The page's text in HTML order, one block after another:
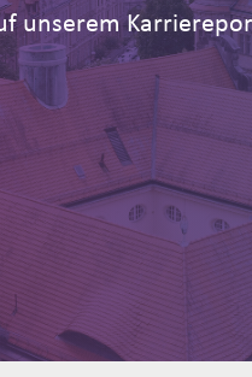
unserem